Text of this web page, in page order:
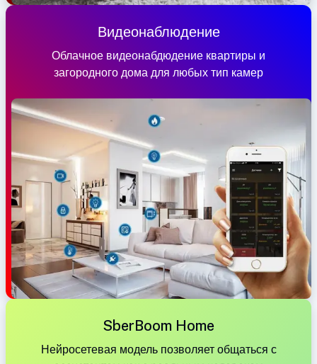
Видеонаблюдение
Облачное видеонабдюдение квартиры и
загородного дома для любых тип камер
SberBoom Home
Нейросетевая модель позволяет общаться с